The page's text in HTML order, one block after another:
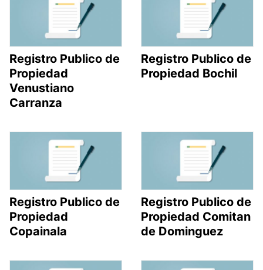
Registro Publico de
Propiedad
Venustiano
Carranza
Registro Publico de
Propiedad Bochil
Registro Publico de
Propiedad
Copainala
Registro Publico de
Propiedad Comitan
de Dominguez